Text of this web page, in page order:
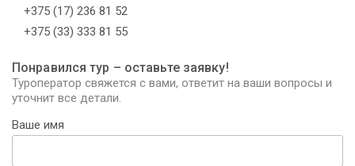
+375 (17) 236 81 52
+375 (33) 333 81 55
Понравился тур – оставьте заявку!
Туроператор свяжется с вами, ответит на ваши вопросы и
уточнит все детали.
Ваше имя